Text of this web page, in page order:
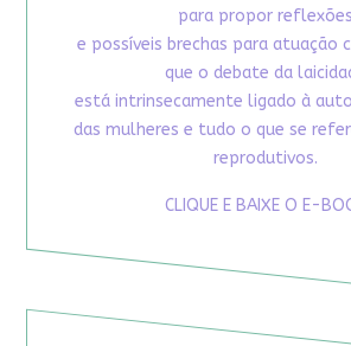
para propor reflexões
e possíveis brechas para atuação
que o debate da
está intrinsecamente ligado à
das mulheres e tudo o que se
reprodutivos.
CLIQUE E BAIXE O E-